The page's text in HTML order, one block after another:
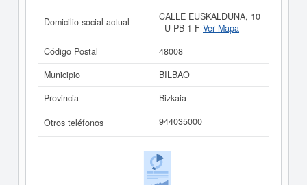
Domicilio social actual
CALLE EUSKALDUNA, 10
- U PB 1 F Ver Mapa
Código Postal
48008
Municipio
BILBAO
Provincia
Bizkaia
Otros teléfonos
944035000